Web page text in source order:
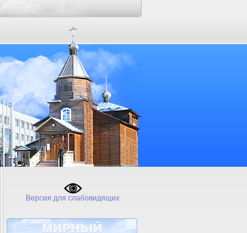
Версия для слабовидящих